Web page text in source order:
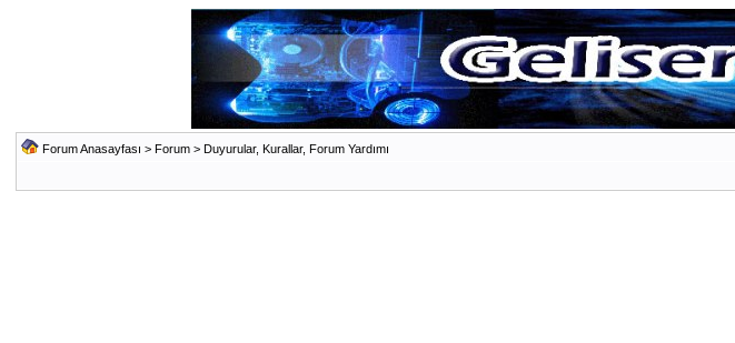
Forum Anasayfası > Forum> Duyurular, Kurallar, Forum Yardımı